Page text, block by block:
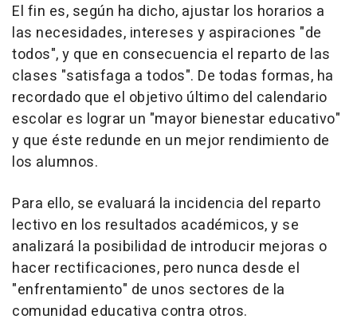
El fin es, según ha dicho, ajustar los horarios a
las necesidades, intereses y aspiraciones "de
todos", y que en consecuencia el reparto de las
clases "satisfaga a todos". De todas formas, ha
recordado que el objetivo último del calendario
escolar es lograr un "mayor bienestar educativo"
y que éste redunde en un mejor rendimiento de
los alumnos.
Para ello, se evaluará la incidencia del reparto
lectivo en los resultados académicos, y se
analizará la posibilidad de introducir mejoras o
hacer rectificaciones, pero nunca desde el
"enfrentamiento" de unos sectores de la
comunidad educativa contra otros.